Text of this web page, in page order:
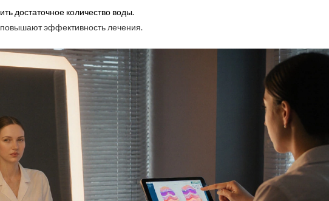
достаточное количество воды.
эффективность лечения.